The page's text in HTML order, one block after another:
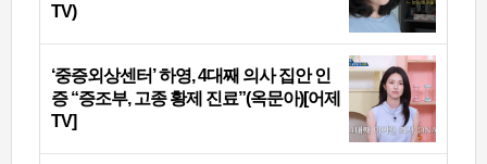
TV)
‘중증외상센터’ 하영, 4대째 의사 집안 인
증 “증조부, 고종 황제 진료”(옥문아)[어제
TV]